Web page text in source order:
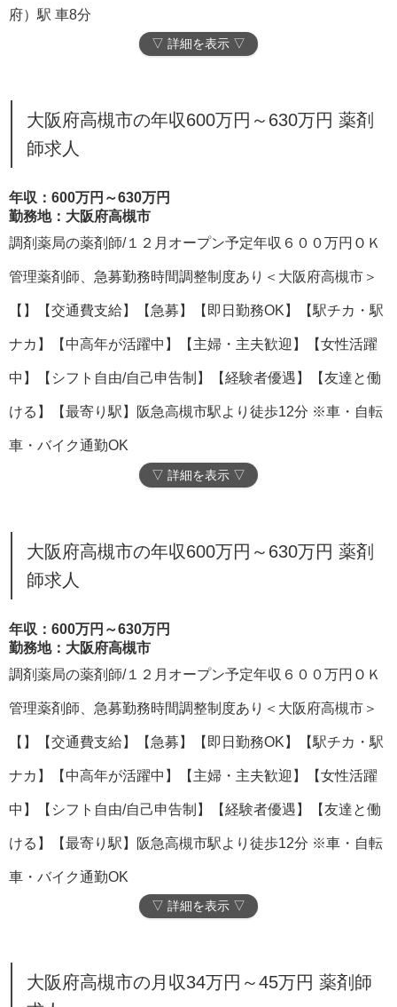
府）駅 車8分
▽ 詳細を表示 ▽
大阪府高槻市の年収600万円～630万円 薬剤
師求人
年収：600万円～630万円
勤務地：大阪府高槻市
調剤薬局の薬剤師/１２月オープン予定年収６００万円ＯＫ
管理薬剤師、急募勤務時間調整制度あり＜大阪府高槻市＞
【】【交通費支給】【急募】【即日勤務OK】【駅チカ・駅
ナカ】【中高年が活躍中】【主婦・主夫歓迎】【女性活躍
中】【シフト自由/自己申告制】【経験者優遇】【友達と働
ける】【最寄り駅】阪急高槻市駅より徒歩12分 ※車・自転
車・バイク通勤OK
▽ 詳細を表示 ▽
大阪府高槻市の年収600万円～630万円 薬剤
師求人
年収：600万円～630万円
勤務地：大阪府高槻市
調剤薬局の薬剤師/１２月オープン予定年収６００万円ＯＫ
管理薬剤師、急募勤務時間調整制度あり＜大阪府高槻市＞
【】【交通費支給】【急募】【即日勤務OK】【駅チカ・駅
ナカ】【中高年が活躍中】【主婦・主夫歓迎】【女性活躍
中】【シフト自由/自己申告制】【経験者優遇】【友達と働
ける】【最寄り駅】阪急高槻市駅より徒歩12分 ※車・自転
車・バイク通勤OK
▽ 詳細を表示 ▽
大阪府高槻市の月収34万円～45万円 薬剤師